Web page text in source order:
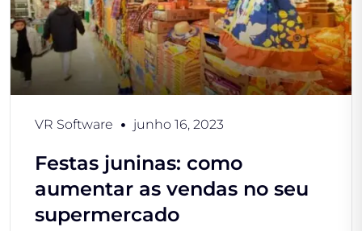
VR Software junho 16, 2023
Festas juninas: como
aumentar as vendas no seu
supermercado